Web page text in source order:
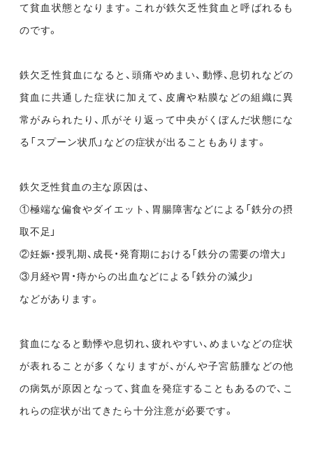
て貧血状態となります。これが鉄欠乏性貧血と呼ばれるも
のです。
鉄欠乏性貧血になると、頭痛やめまい、動悸、息切れなどの
貧血に共通した症状に加えて、皮膚や粘膜などの組織に異
常がみられたり、爪がそり返って中央がくぼんだ状態にな
る「スプーン状爪」などの症状が出ることもあります。
鉄欠乏性貧血の主な原因は、
①極端な偏食やダイエット、胃腸障害などによる「鉄分の摂
取不足」
②妊娠・授乳期、成長・発育期における「鉄分の需要の増大」
③月経や胃・痔からの出血などによる「鉄分の減少」
などがあります。
貧血になると動悸や息切れ、疲れやすい、めまいなどの症状
が表れることが多くなりますが、がんや子宮筋腫などの他
の病気が原因となって、貧血を発症することもあるので、こ
れらの症状が出てきたら十分注意が必要です。